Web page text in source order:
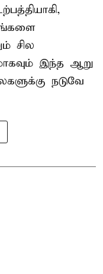
சில
இந்த ஆறு
நடுவே